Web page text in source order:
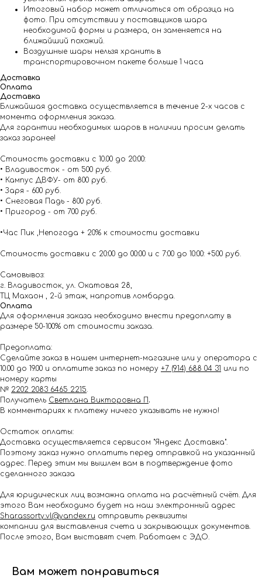
Итоговый набор может отличаться от образца на
фото. При отсутствии у поставщиков шара
необходимой формы и размера, он заменяется на
ближайший похожий.
Воздушные шары нельзя хранить в
транспортировочном пакете больше 1 часа
Доставка
Оплата
Доставка
Ближайшая доставка осуществляется в течение 2-х часов с
момента оформления заказа.
Для гарантии необходимых шаров в наличии просим делать
заказ заранее!
Стоимость доставки с 10.00 до 20:00:
• Владивосток - от 500 руб.
• Кампус ДВФУ- от 800 руб.
• Заря - 600 руб.
• Снеговая Падь - 800 руб.
• Пригород - от 700 руб.
•Час Пик ,Непогода + 20% к стоимости доставки
Стоимость доставки с 20:00 до 00:00 и с 7:00 до 10:00: +500 руб.
Самовывоз:
г. Владивосток, ул. Окатовая 28,
ТЦ Махаон , 2-й этаж, напротив ломбарда.
Оплата
Для оформления заказа необходимо внести предоплату в
размере 50-100% от стоимости заказа.
Предоплата:
Сделайте заказ в нашем интернет-магазине или у оператора с
10.00 до 19.00 и оплатите заказ по номеру +7 (914) 688 04 31 или по
номеру карты
№ 2202 2083 6465 2215.
Получатель Светлана Викторовна П .
В комментариях к платежу ничего указывать не нужно!
Остаток оплаты:
Доставка осуществляется сервисом "Яндекс Доставка".
Поэтому заказ нужно оплатить перед отправкой на указанный
адрес. Перед этим мы вышлем вам в подтверждение фото
сделанного заказа
Для юридических лиц возможна оплата на расчётный счёт. Для
этого Вам необходимо будет на наш электронный адрес
Shar.assorty.vl@yandex.ru отправить реквизиты
компании для выставления счета и закрывающих документов.
После этого, Вам выставят счет. Работаем с ЭДО.
Вам может понравиться